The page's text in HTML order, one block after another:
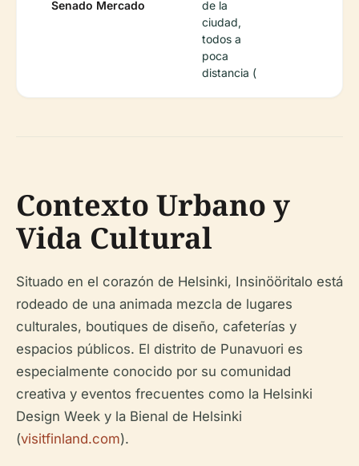
Senado Mercado
de la
ciudad,
todos a
poca
distancia (
Contexto Urbano y
Vida Cultural
Situado en el corazón de Helsinki, Insinööritalo está
rodeado de una animada mezcla de lugares
culturales, boutiques de diseño, cafeterías y
espacios públicos. El distrito de Punavuori es
especialmente conocido por su comunidad
creativa y eventos frecuentes como la Helsinki
Design Week y la Bienal de Helsinki
(visitfinland.com).